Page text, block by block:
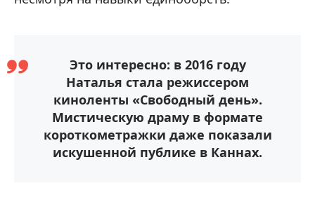
Это интересно: в 2016 году
Наталья стала режиссером
киноленты «Свободный день».
Мистическую драму в формате
короткометражки даже показали
искушенной публике в Каннах.